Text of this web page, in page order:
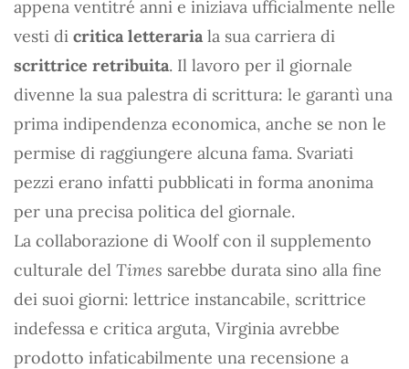
appena ventitré anni e iniziava ufficialmente nelle
vesti di critica letteraria la sua carriera di
scrittrice retribuita. Il lavoro per il giornale
divenne la sua palestra di scrittura: le garantì una
prima indipendenza economica, anche se non le
permise di raggiungere alcuna fama. Svariati
pezzi erano infatti pubblicati in forma anonima
per una precisa politica del giornale.
La collaborazione di Woolf con il supplemento
culturale del Times sarebbe durata sino alla fine
dei suoi giorni: lettrice instancabile, scrittrice
indefessa e critica arguta, Virginia avrebbe
prodotto infaticabilmente una recensione a